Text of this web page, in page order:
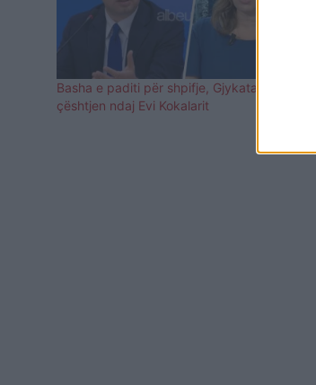
Basha e paditi për shpifje, Gjykata pushon
çështjen ndaj Evi Kokalarit